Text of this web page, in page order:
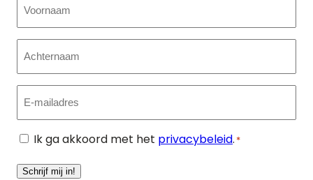
mailadres
Algemene
*
Ik ga akkoord met het privacybeleid. *
Schrijf mij in!